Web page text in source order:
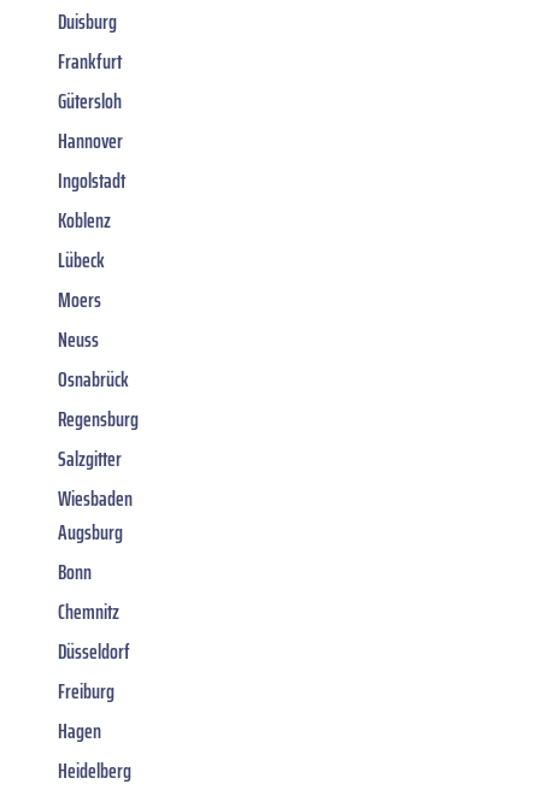
Duisburg
Frankfurt
Gütersloh
Hannover
Ingolstadt
Koblenz
Lübeck
Moers
Neuss
Osnabrück
Regensburg
Salzgitter
Wiesbaden
Augsburg
Bonn
Chemnitz
Düsseldorf
Freiburg
Hagen
Heidelberg